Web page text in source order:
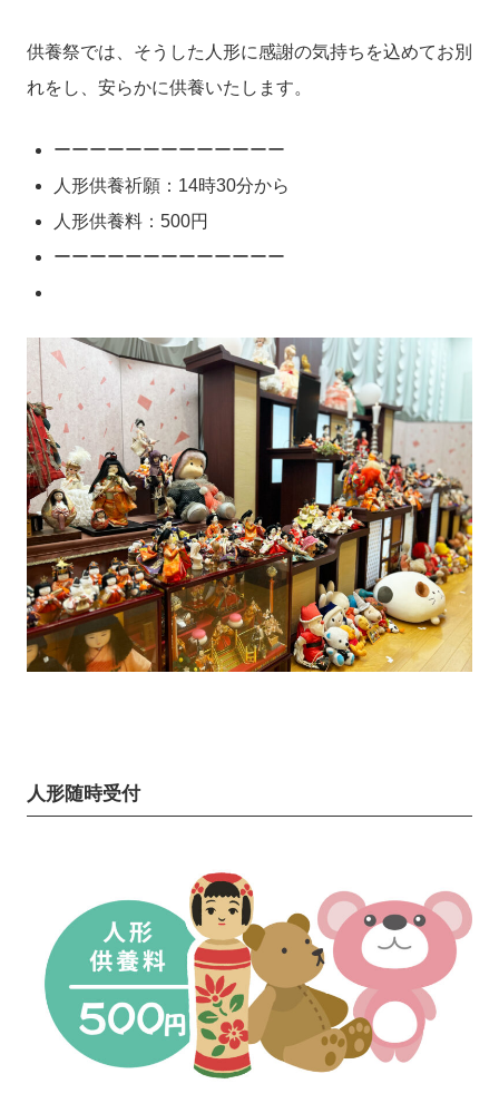
供養祭では、そうした人形に感謝の気持ちを込めてお別
れをし、安らかに供養いたします。
ーーーーーーーーーーーーー
人形供養祈願：14時30分から
人形供養料：500円
ーーーーーーーーーーーーー
人形随時受付